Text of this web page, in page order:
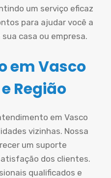
um serviço eficaz
para ajudar você a
casa ou empresa.
em Vasco
Região
em Vasco
vizinhas. Nossa
um suporte
dos clientes.
qualificados e